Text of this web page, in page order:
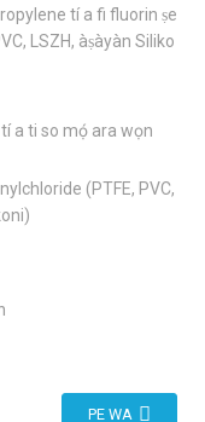
tí a fi fluorin ṣe
LSZH, àṣàyàn Siliko
a ti so mọ́ ara wọn
(PTFE, PVC,
PE WA